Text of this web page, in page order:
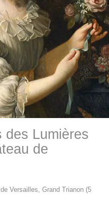
des Lumières
de
Versailles, Grand Trianon (5